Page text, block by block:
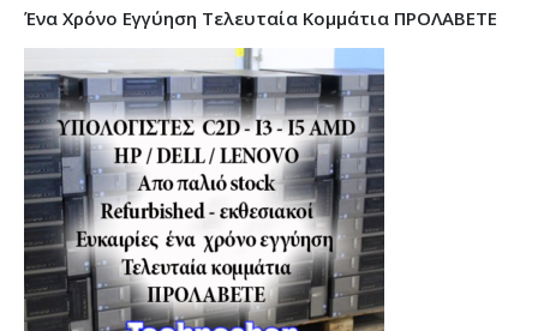
Ένα Χρόνο Εγγύηση Τελευταία Κομμάτια ΠΡΟΛΑΒΕΤΕ